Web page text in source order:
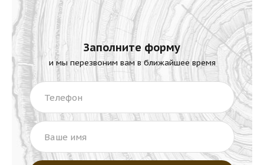
Заполните форму
и мы перезвоним вам в ближайшее время
Телефон
Ваше имя